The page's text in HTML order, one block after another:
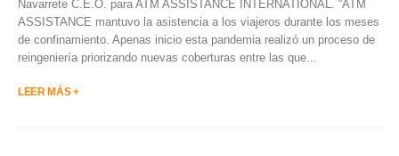
Navarrete C.E.O. para ATM ASSISTANCE INTERNATIONAL. “ATM
ASSISTANCE mantuvo la asistencia a los viajeros durante los meses
de confinamiento. Apenas inicio esta pandemia realizó un proceso de
reingeniería priorizando nuevas coberturas entre las que...
LEER MÁS +